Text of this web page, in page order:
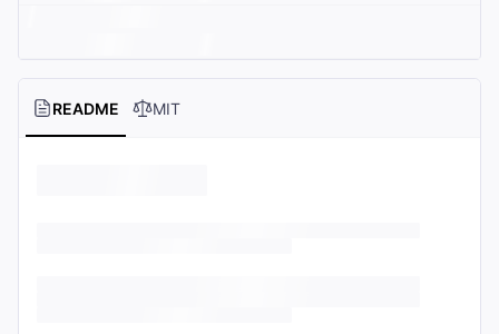
README MIT